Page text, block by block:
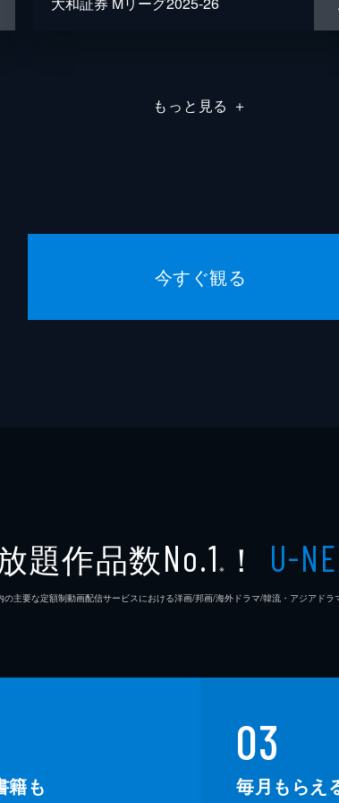
もっと見る ＋
今すぐ観る
題作品数No.1 ※ ！ U-
主要な定額制動画配信サービスにおける洋画/邦画/海外ドラマ/韓流・アジアドラ
籍も
03
毎月もらえ